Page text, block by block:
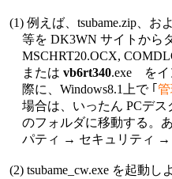
(1) 例えば、tsubame.zip、お
等を DK3WN サイト
MSCHRT20.OCX,
     または
vb6rt340.exe　を
     際に、Windows8.1上で ｢
管
場合は、いったん PCデ
のフォルダに移動する
パティ → セキュリティ
(2) tsubame_cw.exe を起動